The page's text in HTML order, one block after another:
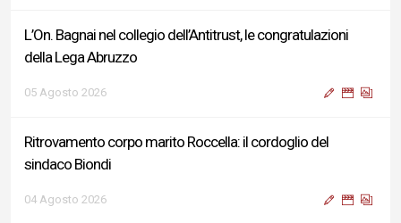
L’On. Bagnai nel collegio dell’Antitrust, le congratulazioni
della Lega Abruzzo
05 Agosto 2026
Ritrovamento corpo marito Roccella: il cordoglio del
sindaco Biondi
04 Agosto 2026